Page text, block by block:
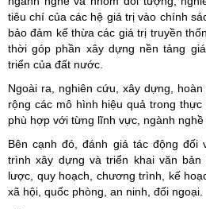
tiêu chí của các hệ giá trị vào chính
bảo đảm kế thừa các giá trị truyền
thời góp phần xây dựng nền tảng
triển của đất nước.
Ngoài ra, nghiên cứu, xây dựng,
rộng các mô hình hiệu quả trong
phù hợp với từng lĩnh vực, ngành nghề
Bên cạnh đó, đánh giá tác động đối
trình xây dựng và triển khai văn bản
lược, quy hoạch, chương trình, kế
xã hội, quốc phòng, an ninh, đối ngoại.